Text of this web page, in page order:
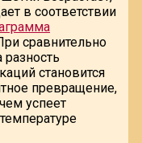
в соответствии
сравнительно
становится
превращение,
успеет